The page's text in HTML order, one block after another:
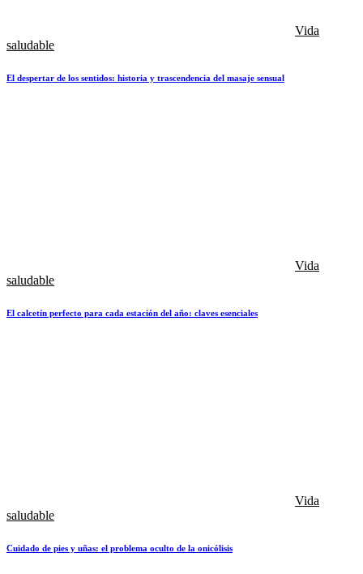
Vida
saludable
El despertar de los sentidos: historia y trascendencia del masaje sensual
Vida
saludable
El calcetín perfecto para cada estación del año: claves esenciales
Vida
saludable
Cuidado de pies y uñas: el problema oculto de la onicólisis